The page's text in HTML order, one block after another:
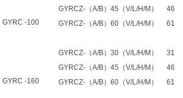
GYRC -100
GYRCZ-（A/B）45（V/L/H/M）
46
GYRCZ-（A/B）60（V/L/H/M）
61
GYRC -160
GYRCZ-（A/B）30（V/L/H/M） 31
GYRCZ-（A/B）45（V/L/H/M）
46
GYRCZ-（A/B）60（V/L/H/M）
61